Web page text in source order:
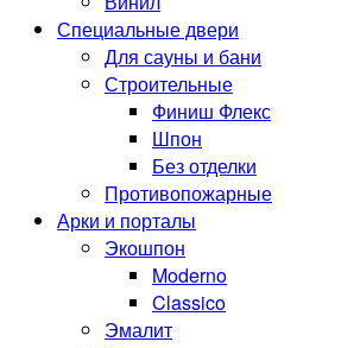
Специальные двери
Для сауны и бани
Строительные
Финиш Флекс
Шпон
Без отделки
Противопожарные
Арки и порталы
Экошпон
Moderno
Classico
Эмалит